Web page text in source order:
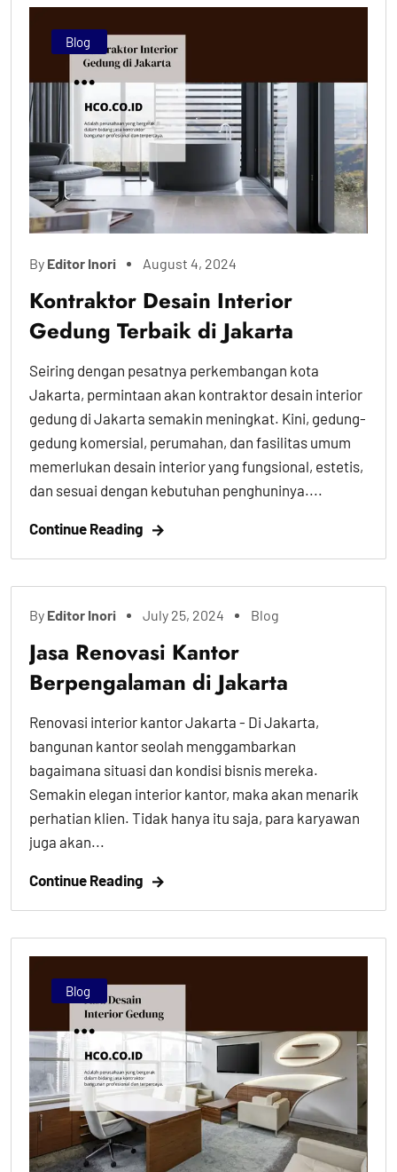
Blog
By Editor Inori August 4, 2024
Kontraktor Desain Interior
Gedung Terbaik di Jakarta
Seiring dengan pesatnya perkembangan kota
Jakarta, permintaan akan kontraktor desain interior
gedung di Jakarta semakin meningkat. Kini, gedung-
gedung komersial, perumahan, dan fasilitas umum
memerlukan desain interior yang fungsional, estetis,
dan sesuai dengan kebutuhan penghuninya....
Continue Reading
By Editor Inori July 25, 2024 Blog
Jasa Renovasi Kantor
Berpengalaman di Jakarta
Renovasi interior kantor Jakarta - Di Jakarta,
bangunan kantor seolah menggambarkan
bagaimana situasi dan kondisi bisnis mereka.
Semakin elegan interior kantor, maka akan menarik
perhatian klien. Tidak hanya itu saja, para karyawan
juga akan...
Continue Reading
Blog